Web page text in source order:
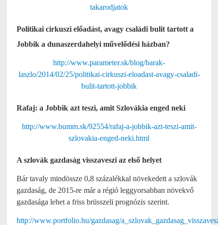
takarodjatok
Politikai cirkuszi előadást, avagy családi bulit tartott a
Jobbik a dunaszerdahelyi művelődési házban?
http://www.parameter.sk/blog/barak-
laszlo/2014/02/25/politikai-cirkuszi-eloadast-avagy-csaladi-
bulit-tartott-jobbik
Rafaj: a Jobbik azt teszi, amit Szlovákia enged neki
http://www.bumm.sk/92554/rafaj-a-jobbik-azt-teszi-amit-
szlovakia-enged-neki.html
A szlovák gazdaság visszaveszi az első helyet
Bár tavaly mindössze 0,8 százalékkal növekedett a szlovák
gazdaság, de 2015-re már a régió leggyorsabban növekvő
gazdasága lehet a friss brüsszeli prognózis szerint.
http://www.portfolio.hu/gazdasag/